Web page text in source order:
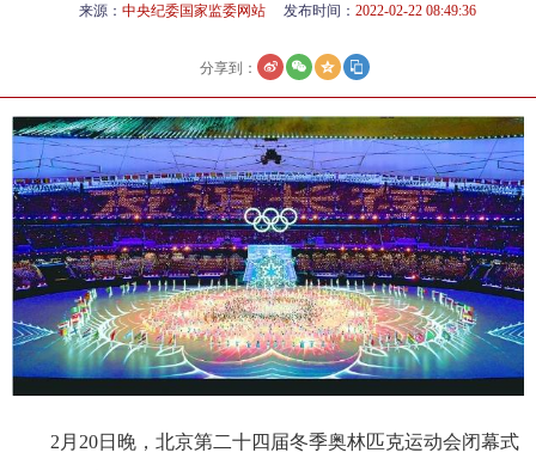
来源： 中央纪委国家监委网站 发布时间： 2022-02-22 08:49:36
分享到：
2月20日晚，北京第二十四届冬季奥林匹克运动会闭幕式